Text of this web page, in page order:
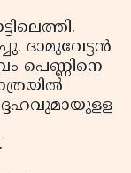
ദാമുവേട്ടന്‍
പെണ്ണിനെ